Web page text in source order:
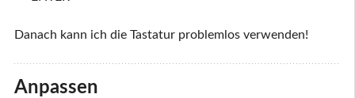
Danach kann ich die Tastatur problemlos verwenden!
Anpassen